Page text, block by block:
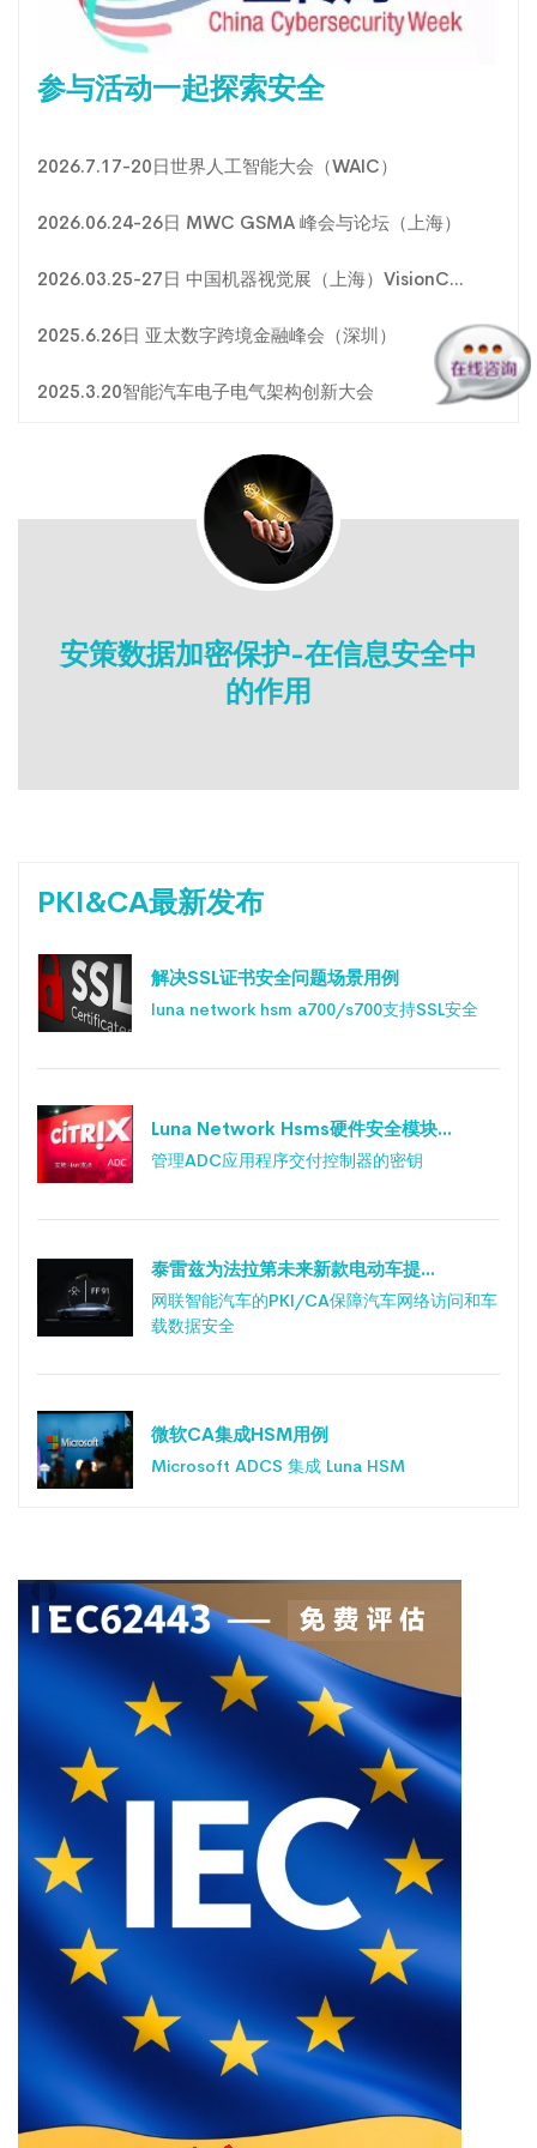
参与活动一起探索安全
2026.7.17-20日世界人工智能大会（WAIC）
2026.06.24-26日 MWC GSMA 峰会与论坛（上海）
2026.03.25-27日 中国机器视觉展（上海）VisionC...
2025.6.26日 亚太数字跨境金融峰会（深圳）
2025.3.20智能汽车电子电气架构创新大会
安策数据加密保护-在信息安全中
的作用
PKI&CA最新发布
解决SSL证书安全问题场景用例
luna network hsm a700/s700支持SSL安全
Luna Network Hsms硬件安全模块...
管理ADC应用程序交付控制器的密钥
泰雷兹为法拉第未来新款电动车提...
网联智能汽车的PKI/CA保障汽车网络访问和车
载数据安全
微软CA集成HSM用例
Microsoft ADCS 集成 Luna HSM